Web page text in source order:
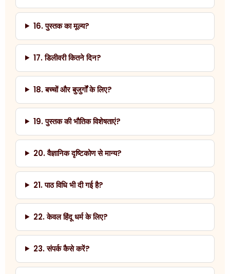
16. पुस्तक का मूल्य?
17. डिलीवरी कितने दिन?
18. बच्चों और बुजुर्गों के लिए?
19. पुस्तक की भौतिक विशेषताएं?
20. वैज्ञानिक दृष्टिकोण से मान्य?
21. पाठ विधि भी दी गई है?
22. केवल हिंदू धर्म के लिए?
23. संपर्क कैसे करें?